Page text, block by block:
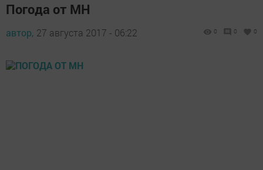
Погода от МН
автор, 27 августа 2017 - 06:22 0 0 0